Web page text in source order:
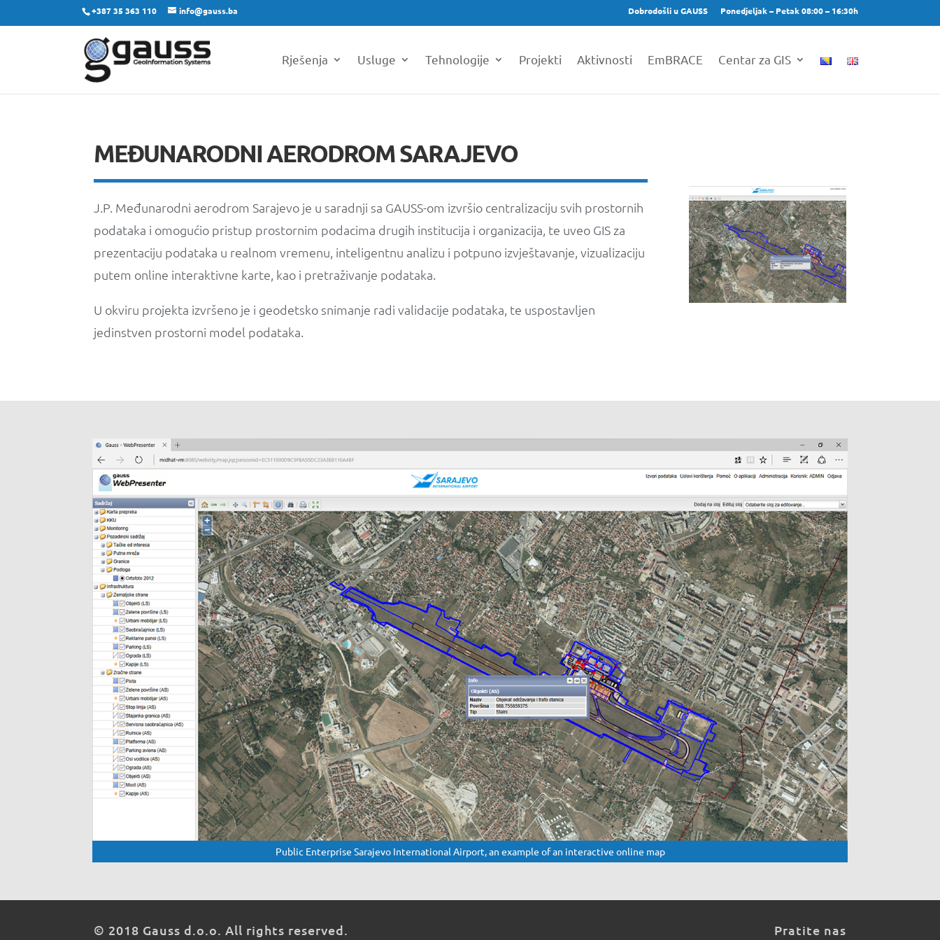
+387 35 363 110 info@gauss.ba Dobrodošli u GAUSS Ponedjeljak – Petak 08:00 – 16:30h
Rješenja Usluge Tehnologije Projekti Aktivnosti EmBRACE Centar za GIS
MEĐUNARODNI AERODROM SARAJEVO
J.P. Međunarodni aerodrom Sarajevo je u saradnji sa GAUSS-om izvršio centralizaciju svih prostornih
podataka i omogućio pristup prostornim podacima drugih institucija i organizacija, te uveo GIS za
prezentaciju podataka u realnom vremenu, inteligentnu analizu i potpuno izvještavanje, vizualizaciju
putem online interaktivne karte, kao i pretraživanje podataka.
U okviru projekta izvršeno je i geodetsko snimanje radi validacije podataka, te uspostavljen
jedinstven prostorni model podataka.
Public Enterprise Sarajevo International Airport, an example of an interactive online map
© 2018 Gauss d.o.o. All rights reserved. Pratite nas